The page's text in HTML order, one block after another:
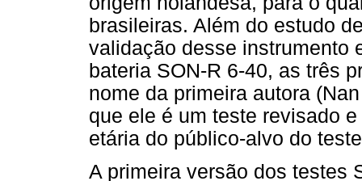
brasileiras. Além do estudo
validação desse instrumento
bateria SON-R 6-40, as três
nome da primeira autora
que ele é um teste revisado
etária do público-alvo do
A primeira versão dos testes